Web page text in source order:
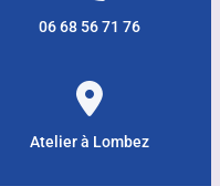
06 68 56 71 76
Atelier à Lombez